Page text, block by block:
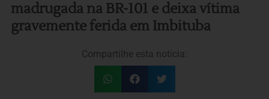
madrugada na BR-101 e deixa vítima
gravemente ferida em Imbituba
Compartilhe esta notícia: